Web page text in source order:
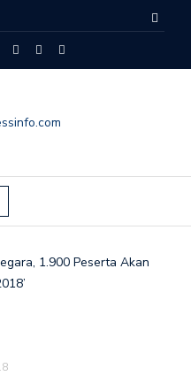
1.900 Peserta Akan